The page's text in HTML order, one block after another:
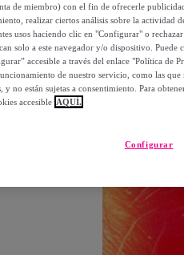
POR
de miembro) con el fin de ofrecerle
realizar ciertos análisis sobre la actividad
usos haciendo clic en "Configurar" o
solo a este navegador y/o dispositivo.
accesible a través del enlace "Política de
de nuestro servicio, como las
y no están sujetas a consentimiento. Para
accesible AQUÍ.
Configurar